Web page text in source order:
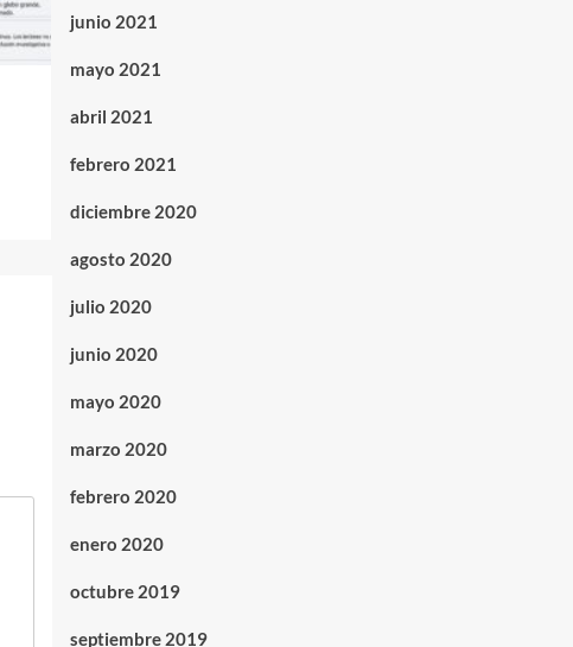
junio 2021
mayo 2021
abril 2021
febrero 2021
diciembre 2020
agosto 2020
julio 2020
junio 2020
mayo 2020
marzo 2020
febrero 2020
enero 2020
octubre 2019
septiembre 2019